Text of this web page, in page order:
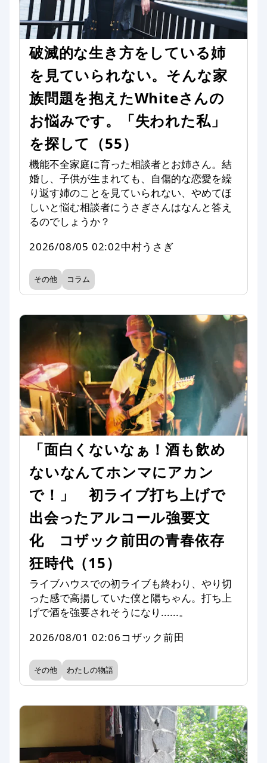
破滅的な生き方をしている姉
を見ていられない。そんな家
族問題を抱えたWhiteさんの
お悩みです。「失われた私」
を探して（55）
機能不全家庭に育った相談者とお姉さん。結
婚し、子供が生まれても、自傷的な恋愛を繰
り返す姉のことを見ていられない、やめてほ
しいと悩む相談者にうさぎさんはなんと答え
るのでしょうか？
2026/08/05 02:02中村うさぎ
その他 コラム
「面白くないなぁ！酒も飲め
ないなんてホンマにアカン
で！」 初ライブ打ち上げで
出会ったアルコール強要文
化 コザック前田の青春依存
狂時代（15）
ライブハウスでの初ライブも終わり、やり切
った感で高揚していた僕と陽ちゃん。打ち上
げで酒を強要されそうになり......。
2026/08/01 02:06コザック前田
その他 わたしの物語